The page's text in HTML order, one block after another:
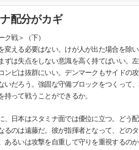
配分がカギ
戦＞（下）
える必要はない。けが人が出た場合を除
ずは失点をしない意識を高く持てばいい。
ンビは抜群にいい。デンマークもサイドの
いだろう。強固な守備ブロックをつくって
持って戦うことができるか。
日本はスタミナ面では優位に立つ。どう配
るのは遠藤だ。彼が指揮者となって、どの
あるいは攻撃を自重して守りを重視するの